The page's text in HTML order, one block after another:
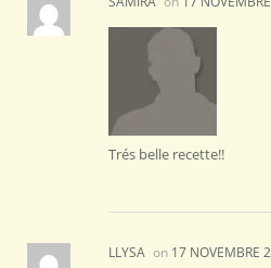
Trés belle recette!!
LLYSA on 17 NOVEMBRE